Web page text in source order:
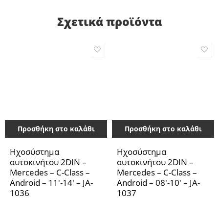
Σχετικά προϊόντα
Προσθήκη στο καλάθι
Ηχοσύστημα
αυτοκινήτου 2DIN –
Mercedes – C-Class –
Android – 11′-14′ – JA-
1036
Προσθήκη στο καλάθι
Ηχοσύστημα
αυτοκινήτου 2DIN –
Mercedes – C-Class –
Android – 08′-10′ – JA-
1037